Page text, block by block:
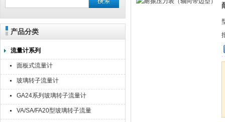
产品分类
流量计系列
面板式流量计
玻璃转子流量计
GA24系列玻璃转子流量计
VA/SA/FA20型玻璃转子流量